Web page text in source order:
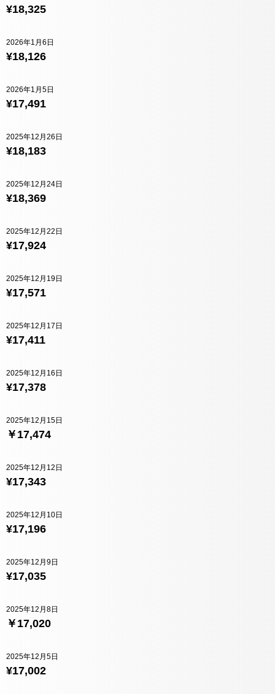
¥18,325
¥18,126
2026年1月6日
¥17,491
2026年1月5日
¥18,183
2025年12月26日
¥18,369
2025年12月24日
¥17,924
2025年12月22日
¥17,571
2025年12月19日
¥17,411
2025年12月17日
¥17,378
2025年12月16日
￥17,474
2025年12月15日
¥17,343
2025年12月12日
¥17,196
2025年12月10日
¥17,035
2025年12月9日
￥17,020
2025年12月8日
¥17,002
2025年12月5日